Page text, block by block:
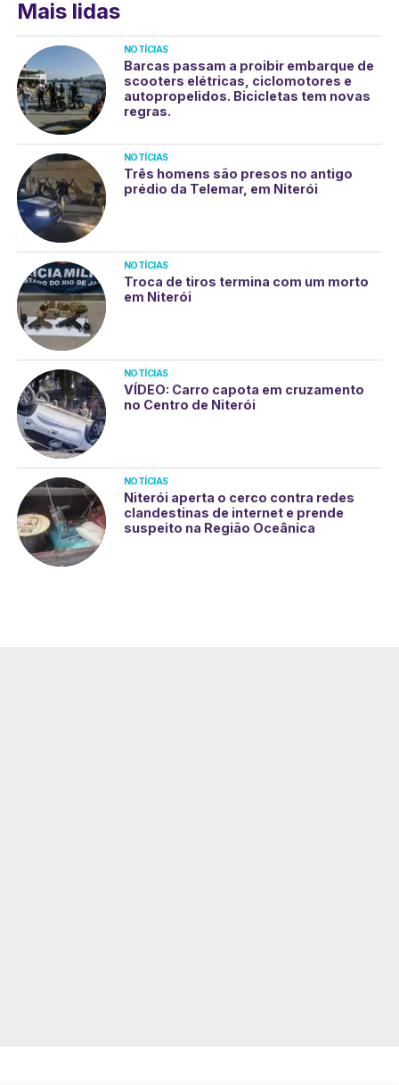
Mais lidas
NOTÍCIAS
Barcas passam a proibir embarque de
scooters elétricas, ciclomotores e
autopropelidos. Bicicletas tem novas
regras.
NOTÍCIAS
Três homens são presos no antigo
prédio da Telemar, em Niterói
NOTÍCIAS
Troca de tiros termina com um morto
em Niterói
NOTÍCIAS
VÍDEO: Carro capota em cruzamento
no Centro de Niterói
NOTÍCIAS
Niterói aperta o cerco contra redes
clandestinas de internet e prende
suspeito na Região Oceânica